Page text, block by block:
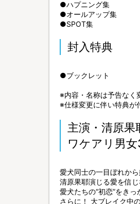
●ハプニング集
●オールアップ集
●SPOT集
封入特典
●ブックレット
※内容・名称は予告なく
※仕様変更に伴い特典が
主演・清原果
ワケアリ男
愛犬同士の一目ぼれか
清原果耶演じる愛を信
愛犬たちの“初恋”をきっ
さらに！ 大ブレイク中